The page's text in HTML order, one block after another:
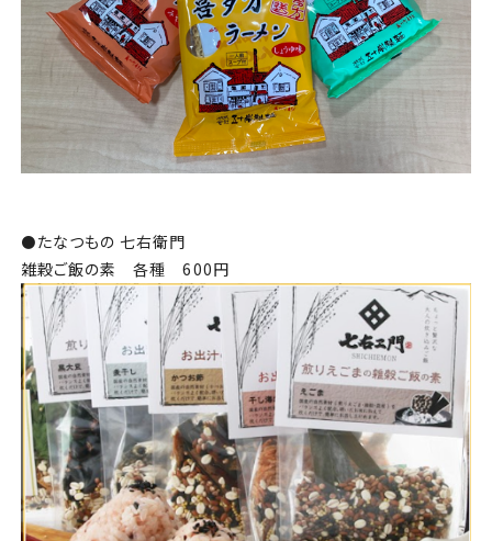
⚫️たなつもの 七右衛門
雑穀ご飯の素 各種 600円